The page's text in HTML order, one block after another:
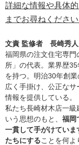
詳細な情報や具体
までお尋ねください
文責 監修者 長崎秀人
福岡県の注文住宅専
所」の代表。業界歴
を持つ。明治30年創
広く手掛け、公正な
情報を提供している。
私たち長崎材木店一級
いう思想のもと、 福岡
一貫して手がけていま
たちにすることを何よ